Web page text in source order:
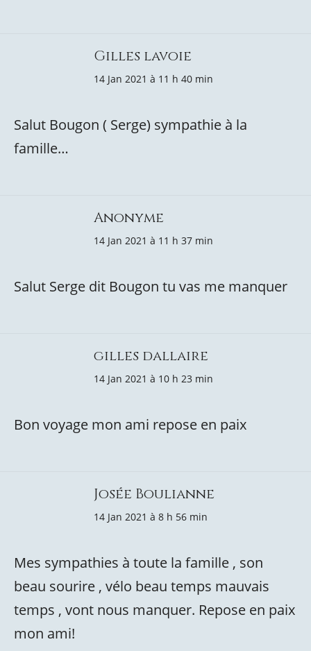
Gilles lavoie
14 Jan 2021 à 11 h 40 min
Salut Bougon ( Serge) sympathie à la
famille…
Anonyme
14 Jan 2021 à 11 h 37 min
Salut Serge dit Bougon tu vas me manquer
gilles dallaire
14 Jan 2021 à 10 h 23 min
Bon voyage mon ami repose en paix
Josée Boulianne
14 Jan 2021 à 8 h 56 min
Mes sympathies à toute la famille , son
beau sourire , vélo beau temps mauvais
temps , vont nous manquer. Repose en paix
mon ami!